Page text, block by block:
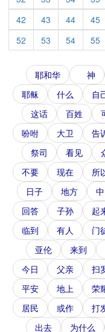
42
43 44 45
52
53 54 55
耶和华 神
耶稣
什么 自
这话
百姓
吩咐
大卫 告
祭司
看见
不要
现在 所
日子
地方
回答
子孙 起
临到
有人 门
亚伦
来到
今日
父亲 扫
平安
地上 荣
居民
或作 打
出去
为什么